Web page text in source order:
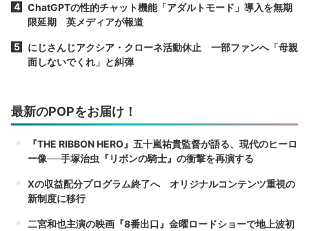
ChatGPTの性的チャット機能「アダルトモード」導入を無期
限延期 英メディアが報道
にじさんじアクシア・クローネ活動休止 一部ファンへ「母親
面しないでくれ」と糾弾
最新のPOPをお届け！
『THE RIBBON HERO』五十嵐祐貴監督が語る、現代のヒーロ
ー像──手塚治虫『リボンの騎士』の衝撃を再演する
Xの収益配分プログラム終了へ オリジナルコンテンツ重視の
新制度に移行
二宮和也主演の映画『8番出口』金曜ロードショーで地上波初